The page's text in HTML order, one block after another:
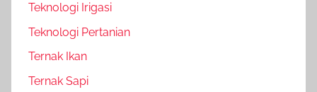
Teknologi Irigasi
Teknologi Pertanian
Ternak Ikan
Ternak Sapi